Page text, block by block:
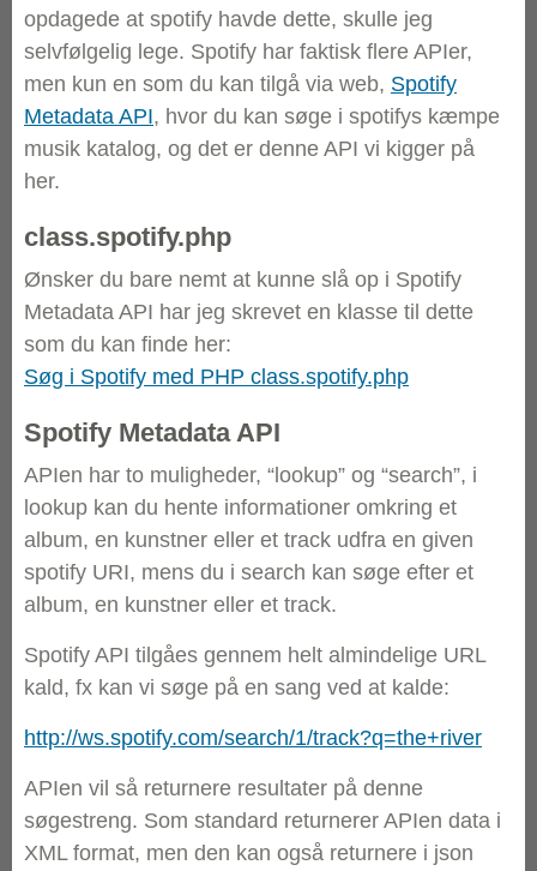
opdagede at spotify havde dette, skulle jeg
selvfølgelig lege. Spotify har faktisk flere APIer,
men kun en som du kan tilgå via web, Spotify
Metadata API, hvor du kan søge i spotifys kæmpe
musik katalog, og det er denne API vi kigger på
her.
class.spotify.php
Ønsker du bare nemt at kunne slå op i Spotify
Metadata API har jeg skrevet en klasse til dette
som du kan finde her:
Søg i Spotify med PHP class.spotify.php
Spotify Metadata API
APIen har to muligheder, “lookup” og “search”, i
lookup kan du hente informationer omkring et
album, en kunstner eller et track udfra en given
spotify URI, mens du i search kan søge efter et
album, en kunstner eller et track.
Spotify API tilgåes gennem helt almindelige URL
kald, fx kan vi søge på en sang ved at kalde:
http://ws.spotify.com/search/1/track?q=the+river
APIen vil så returnere resultater på denne
søgestreng. Som standard returnerer APIen data i
XML format, men den kan også returnere i json